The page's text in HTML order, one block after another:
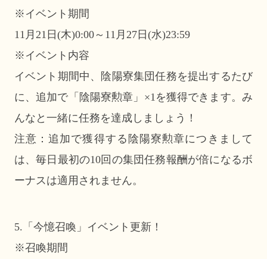
※イベント期間
11月21日(木)0:00～11月27日(水)23:59
※イベント内容
イベント期間中、陰陽寮集団任務を提出するたび
に、追加で「陰陽寮勲章」×1を獲得できます。み
んなと一緒に任務を達成しましょう！
注意：追加で獲得する陰陽寮勲章につきまして
は、毎日最初の10回の集団任務報酬が倍になるボ
ーナスは適用されません。
5.「今憶召喚」イベント更新！
※召喚期間